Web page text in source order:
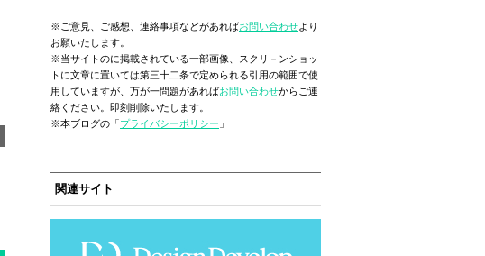
※ご意見、ご感想、連絡事項などがあればお問い合わせより
お願いたします。
※当サイトのに掲載されている一部画像、スクリ－ンショッ
トに文章に置いては第三十二条で定められる引用の範囲で使
用していますが、万が一問題があればお問い合わせからご連
絡ください。即刻削除いたします。
※本ブログの「プライバシーポリシー 」
関連サイト